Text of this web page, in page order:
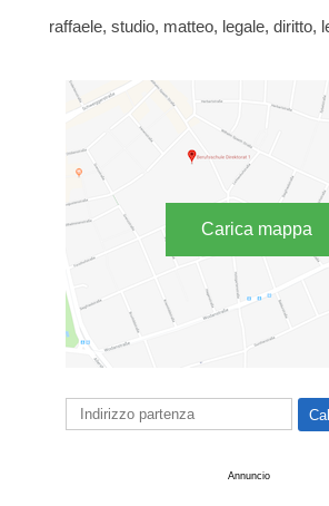
raffaele, studio, matteo, legale, diritto,
Carica mappa
Annuncio